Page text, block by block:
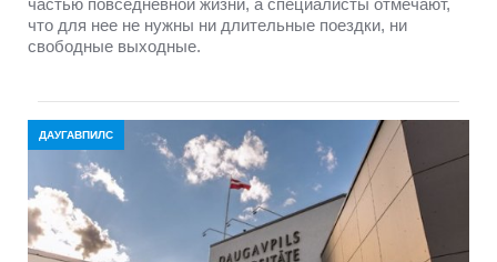
частью повседневной жизни, а специалисты отмечают,
что для нее не нужны ни длительные поездки, ни
свободные выходные.
ДАУГАВПИЛС